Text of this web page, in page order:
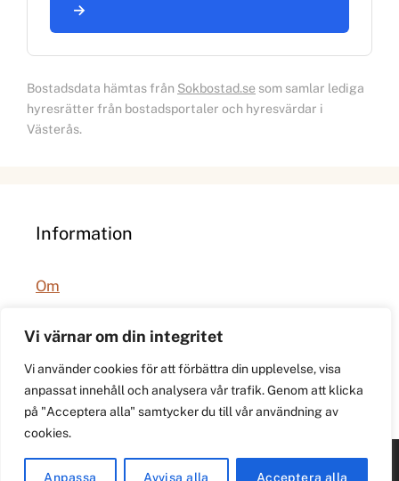
Vi värnar om din integritet
Vi använder cookies för att förbättra din upplevelse, visa
anpassat innehåll och analysera vår trafik. Genom att klicka
på "Acceptera alla" samtycker du till vår användning av
cookies.
Anpassa Avvisa alla Acceptera alla
→
Bostadsdata hämtas från Sokbostad.se som samlar lediga
hyresrätter från bostadsportaler och hyresvärdar i
Västerås.
Information
Om